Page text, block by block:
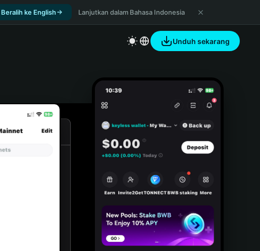
Beralih ke English Lanjutkan dalam Bahasa Indonesia
Unduh sekarang